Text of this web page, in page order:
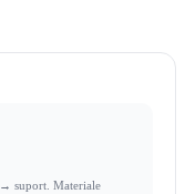
suport. Materiale